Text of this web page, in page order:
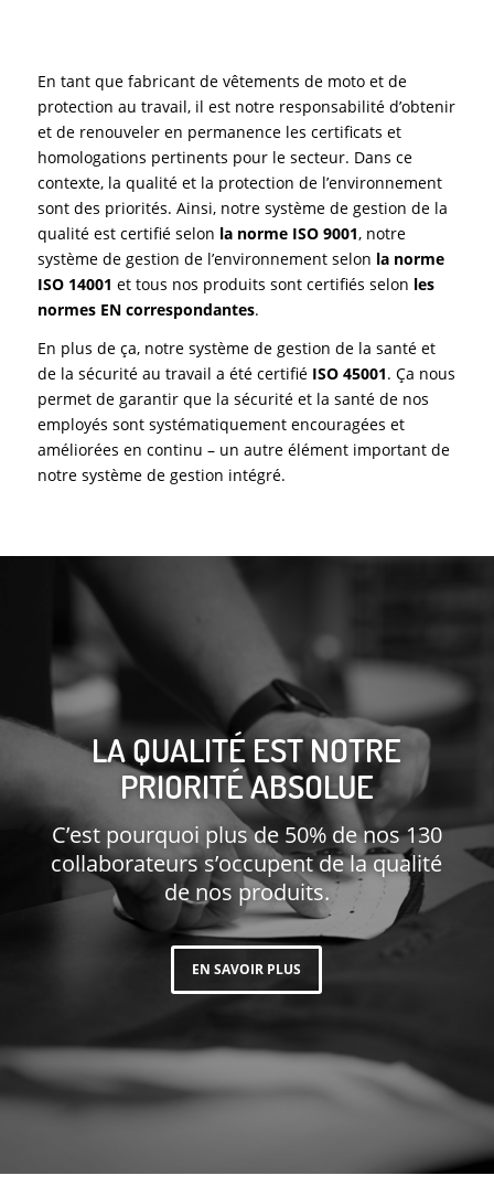
En tant que fabricant de vêtements de moto et de
protection au travail, il est notre responsabilité d’obtenir
et de renouveler en permanence les certificats et
homologations pertinents pour le secteur. Dans ce
contexte, la qualité et la protection de l’environnement
sont des priorités. Ainsi, notre système de gestion de la
qualité est certifié selon la norme ISO 9001, notre
système de gestion de l’environnement selon la norme
ISO 14001 et tous nos produits sont certifiés selon les
normes EN correspondantes.
En plus de ça, notre système de gestion de la santé et
de la sécurité au travail a été certifié ISO 45001. Ça nous
permet de garantir que la sécurité et la santé de nos
employés sont systématiquement encouragées et
améliorées en continu – un autre élément important de
notre système de gestion intégré.
LA QUALITÉ EST NOTRE
PRIORITÉ ABSOLUE
C’est pourquoi plus de 50% de nos 130
collaborateurs s’occupent de la qualité
de nos produits.
EN SAVOIR PLUS